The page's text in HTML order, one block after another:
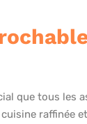
que tous les
raffinée